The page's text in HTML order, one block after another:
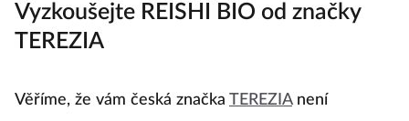
Vyzkoušejte REISHI BIO od značky
TEREZIA
Věříme, že vám česká značka TEREZIAnení